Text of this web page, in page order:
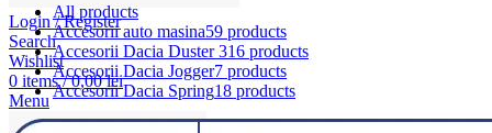
Login / Register
Search
Wishlist
0 items / 0,00lei
Menu
All products
Accesorii auto masina59 products
Accesorii Dacia Duster 316 products
Accesorii Dacia Jogger7 products
Accesorii Dacia Spring18 products